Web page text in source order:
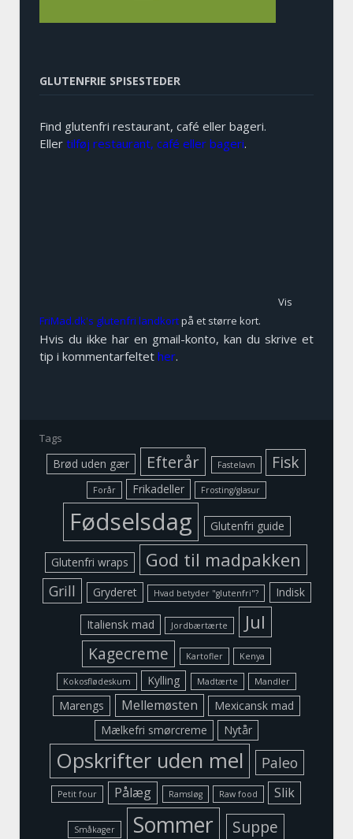
GLUTENFRIE SPISESTEDER
Find glutenfri restaurant, café eller bageri.
Eller tilføj restaurant, café eller bageri.
Vis
FriMad.dk's glutenfri landkortpå et større kort.
Hvis du ikke har en gmail-konto, kan du skrive et
tip i kommentarfeltet her.
Tags
Brød uden gær Efterår Fastelavn Fisk
Forår Frikadeller Frosting/glasur
Fødselsdag Glutenfri guide
Glutenfri wraps God til madpakken
Grill Gryderet Hvad betyder "glutenfri"? Indisk
Italiensk mad Jordbærtærte Jul
Kagecreme Kartofler Kenya
Kokosflødeskum Kylling Madtærte Mandler
Marengs Mellemøsten
Mexicansk mad
Mælkefri smørcreme
Nytår
Opskrifter uden mel Paleo
Petit four Pålæg Ramsløg Raw food Slik
Småkager Sommer Suppe